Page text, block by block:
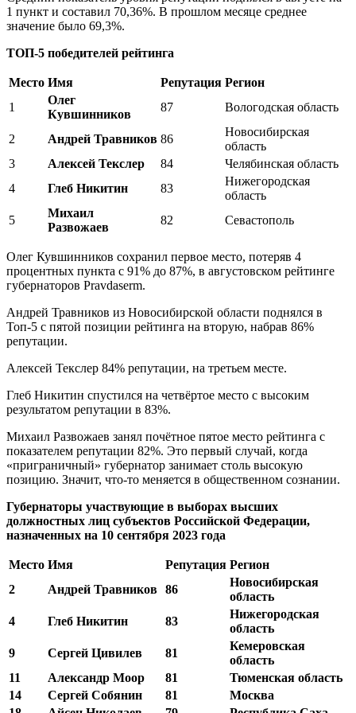
1 пункт и составил 70,36%. В прошлом месяце среднее
значение было 69,3%.
ТОП-5 победителей рейтинга
Место Имя Репутация Регион
1
Олег
Кувшинников
87 Вологодская область
2 Андрей Травников 86
Новосибирская
область
3
Алексей Текслер 84
Челябинская область
4
Глеб Никитин 83
Нижегородская
область
5
Михаил
Развожаев
82 Севастополь
Олег Кувшинников сохранил первое место, потеряв 4
процентных пункта с 91% до 87%, в августовском рейтинге
губернаторов Pravdaserm.
Андрей Травников из Новосибирской области поднялся в
Топ-5 с пятой позиции рейтинга на вторую, набрав 86%
репутации.
Алексей Текслер 84% репутации, на третьем месте.
Глеб Никитин спустился на четвёртое место с высоким
результатом репутации в 83%.
Михаил Развожаев занял почётное пятое место рейтинга с
показателем репутации 82%. Это первый случай, когда
«приграничный» губернатор занимает столь высокую
позицию. Значит, что-то меняется в общественном сознании.
Губернаторы участвующие в выборах высших
должностных лиц субъектов Российской Федерации,
назначенных на 10 сентября 2023 года
Место Имя Репутация Регион
2
Андрей Травников 86
Новосибирская
область
4
Глеб Никитин 83
Нижегородская
область
9
Сергей Цивилев 81
Кемеровская
область
11
Александр Моор 81
Тюменская область
14
Сергей Собянин 81
Москва